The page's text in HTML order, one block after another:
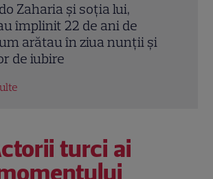
Curticăpean, soțul
Afaceri, vârstă și povestea
durează de peste 10 ani
turci ai